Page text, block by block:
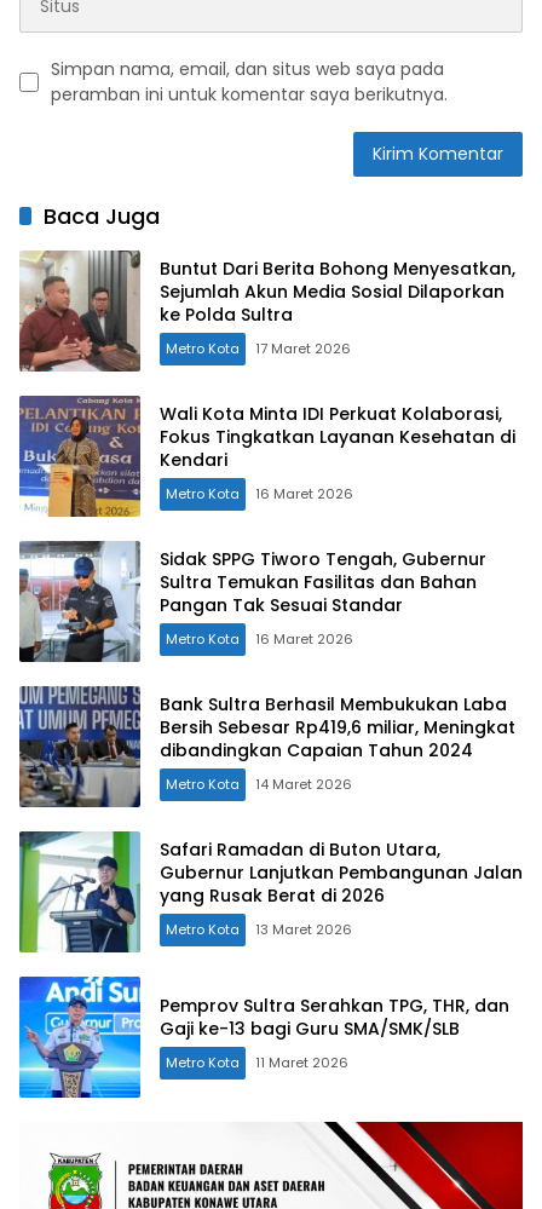
Simpan nama, email, dan situs web saya pada
peramban ini untuk komentar saya berikutnya.
Baca Juga
Buntut Dari Berita Bohong Menyesatkan,
Sejumlah Akun Media Sosial Dilaporkan
ke Polda Sultra
Metro Kota 17 Maret 2026
Wali Kota Minta IDI Perkuat Kolaborasi,
Fokus Tingkatkan Layanan Kesehatan di
Kendari
Metro Kota 16 Maret 2026
Sidak SPPG Tiworo Tengah, Gubernur
Sultra Temukan Fasilitas dan Bahan
Pangan Tak Sesuai Standar
Metro Kota 16 Maret 2026
Bank Sultra Berhasil Membukukan Laba
Bersih Sebesar Rp419,6 miliar, Meningkat
dibandingkan Capaian Tahun 2024
Metro Kota 14 Maret 2026
Safari Ramadan di Buton Utara,
Gubernur Lanjutkan Pembangunan Jalan
yang Rusak Berat di 2026
Metro Kota 13 Maret 2026
Pemprov Sultra Serahkan TPG, THR, dan
Gaji ke-13 bagi Guru SMA/SMK/SLB
Metro Kota 11 Maret 2026